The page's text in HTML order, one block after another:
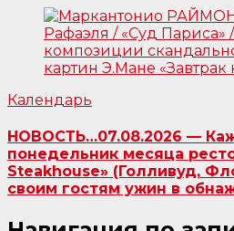
Календарь
НОВОСТЬ…07.08.2026 —
понедельник месяца
Steakhouse» (Голливуд,
своим гостям ужин в